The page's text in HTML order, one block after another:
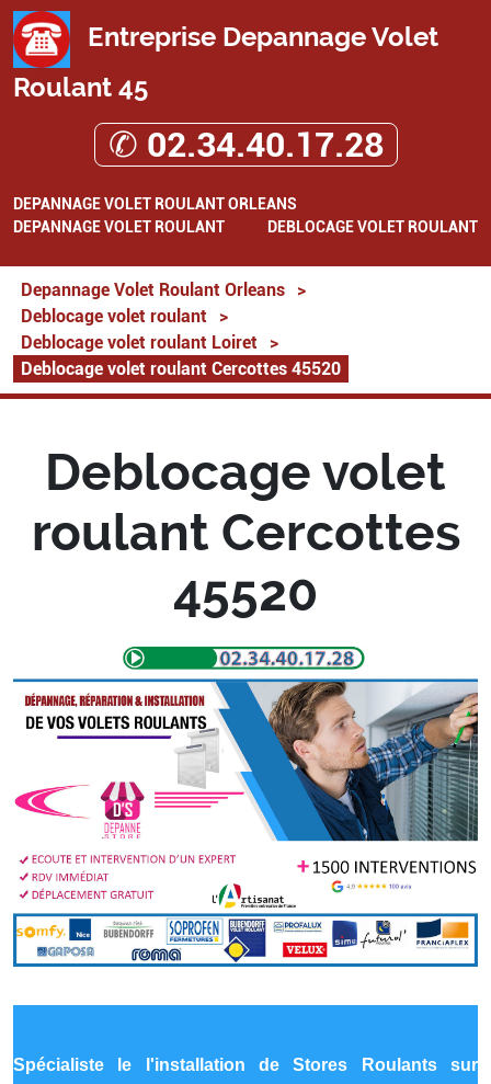
Entreprise Depannage Volet
Roulant 45
✆ 02.34.40.17.28
DEPANNAGE VOLET ROULANT ORLEANS
DEPANNAGE VOLET ROULANT
DEBLOCAGE VOLET ROULANT
Depannage Volet Roulant Orleans
>
Deblocage volet roulant
>
Deblocage volet roulant Loiret
>
Deblocage volet roulant Cercottes 45520
Deblocage volet
roulant Cercottes
45520
Spécialiste le l'installation de Stores Roulants sur